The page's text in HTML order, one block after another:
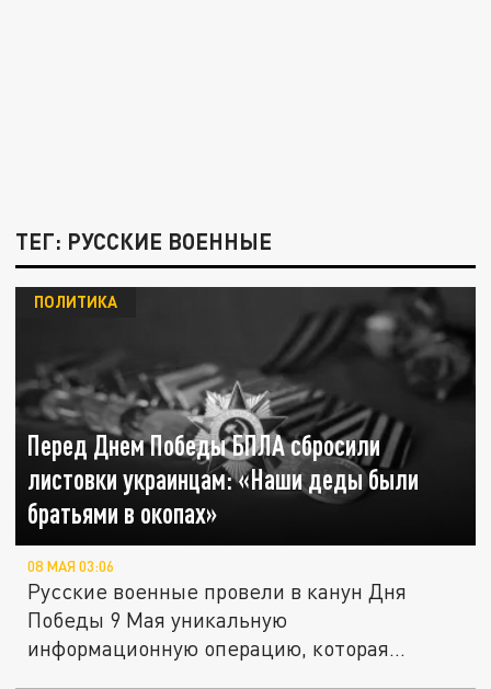
ТЕГ: РУССКИЕ ВОЕННЫЕ
Перед Днем Победы БПЛА сбросили
листовки украинцам: «Наши деды были
братьями в окопах»
ПОЛИТИКА
08 МАЯ 03:06
Русские военные провели в канун Дня
Победы 9 Мая уникальную
информационную операцию, которая